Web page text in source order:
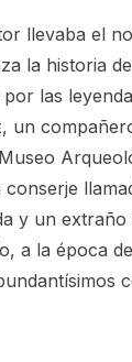
llevaba el
la historia
las
un
y un extraño
a la época